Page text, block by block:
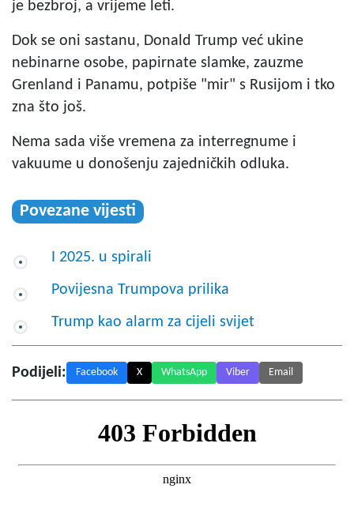
je bezbroj, a vrijeme leti.
Dok se oni sastanu, Donald Trump već ukine
nebinarne osobe, papirnate slamke, zauzme
Grenland i Panamu, potpiše "mir" s Rusijom i tko
zna što još.
Nema sada više vremena za interregnume i
vakuume u donošenju zajedničkih odluka.
Povezane vijesti
I 2025. u spirali
Povijesna Trumpova prilika
Trump kao alarm za cijeli svijet
Podijeli: Facebook X WhatsApp Viber Email